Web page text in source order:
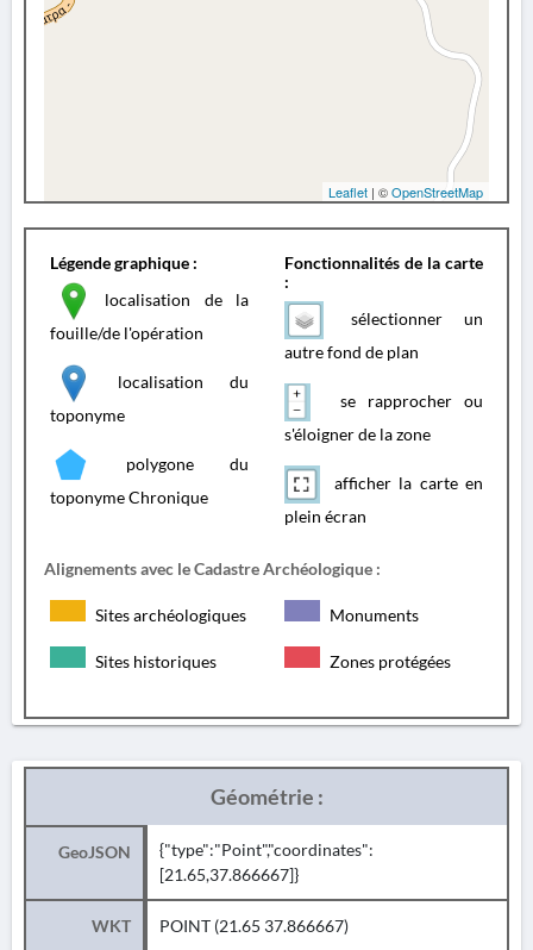
Leaflet | ©OpenStreetMap
Légende graphique :
localisation de la
fouille/de l'opération
localisation du
toponyme
polygone du
toponyme Chronique
Fonctionnalités de la carte
:
sélectionner un
autre fond de plan
se rapprocher ou
s'éloigner de la zone
afficher la carte en
plein écran
Alignements avec le Cadastre Archéologique :
Sites archéologiques Monuments
Sites historiques Zones protégées
Géométrie :
GeoJSON
{"type":"Point","coordinates":
[21.65,37.866667]}
WKT POINT (21.65 37.866667)